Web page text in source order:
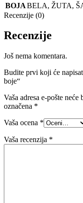
BOJABELA, ŽUTA,
Recenzije (0)
Recenzije
Još nema komentara.
Budite prvi koji će
boje“
Vaša adresa e-pošte
označena *
Vaša ocena *
Vaša recenzija *